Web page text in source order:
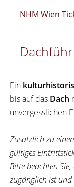
NHM Wien
Ein
bis auf das Dach
unvergesslichen
Zusätzlich zu
gültiges
Bitte beachten
zugänglich ist und